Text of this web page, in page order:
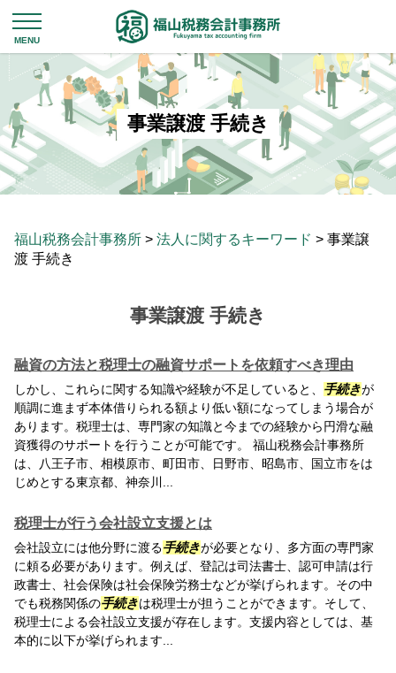
事業譲渡 手続き
福山税務会計事務所 > 法人に関するキーワード > 事業譲
渡 手続き
事業譲渡 手続き
融資の方法と税理士の融資サポートを依頼すべき理由
しかし、これらに関する知識や経験が不足していると、 手続きが
順調に進まず本体借りられる額より低い額になってしまう場合が
あります。税理士は、専門家の知識と今までの経験から円滑な融
資獲得のサポートを行うことが可能です。 福山税務会計事務所
は、八王子市、相模原市、町田市、日野市、昭島市、国立市をは
じめとする東京都、神奈川...
税理士が行う会社設立支援とは
会社設立には他分野に渡る手続きが必要となり、多方面の専門家
に頼る必要があります。例えば、登記は司法書士、認可申請は行
政書士、社会保険は社会保険労務士などが挙げられます。その中
でも税務関係の手続きは税理士が担うことができます。そして、
税理士による会社設立支援が存在します。支援内容としては、基
本的に以下が挙げられます...